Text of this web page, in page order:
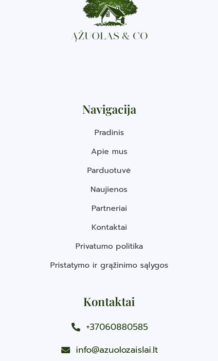
Navigacija
Pradinis
Apie mus
Parduotuvė
Naujienos
Partneriai
Kontaktai
Privatumo politika
Pristatymo ir grąžinimo sąlygos
Kontaktai
+37060880585
info@azuolozaislai.lt